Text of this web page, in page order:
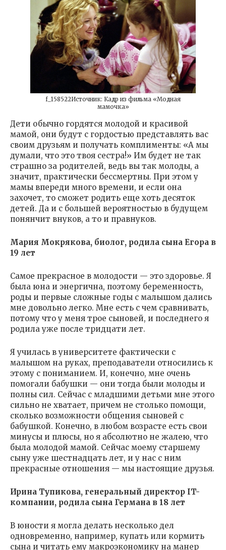
f_158522Источник: Кадр из фильма «Модная
мамочка»
Дети обычно гордятся молодой и красивой
мамой, они будут с гордостью представлять вас
своим друзьям и получать комплименты: «А мы
думали, что это твоя сестра!» Им будет не так
страшно за родителей, ведь вы так молоды, а
значит, практически бессмертны. При этом у
мамы впереди много времени, и если она
захочет, то сможет родить еще хоть десяток
детей. Да и с большей вероятностью в будущем
понянчит внуков, а то и правнуков.
Мария Мокрякова, биолог, родила сына Егора в
19 лет
Самое прекрасное в молодости — это здоровье. Я
была юна и энергична, поэтому беременность,
роды и первые сложные годы с малышом дались
мне довольно легко. Мне есть с чем сравнивать,
потому что у меня трое сыновей, и последнего я
родила уже после тридцати лет.
Я училась в университете фактически с
малышом на руках, преподаватели относились к
этому с пониманием. И, конечно, мне очень
помогали бабушки — они тогда были молоды и
полны сил. Сейчас с младшими детьми мне этого
сильно не хватает, причем не столько помощи,
сколько возможности общения сыновей с
бабушкой. Конечно, в любом возрасте есть свои
минусы и плюсы, но я абсолютно не жалею, что
была молодой мамой. Сейчас моему старшему
сыну уже шестнадцать лет, и у нас с ним
прекрасные отношения — мы настоящие друзья.
Ирина Тупикова, генеральный директор IT-
компании, родила сына Германа в 18 лет
В юности я могла делать несколько дел
одновременно, например, купать или кормить
сына и читать ему макроэкономику на манер